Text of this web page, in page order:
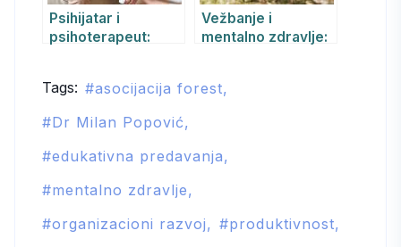
Psihijatar i
psihoterapeut:
anksioznosti i
Vežbanje i
mentalno zdravlje:
poboljšati vaš um
Tags:
asocijacija forest
Dr Milan Popović
edukativna predavanja
mentalno zdravlje
organizacioni razvoj
produktivnost